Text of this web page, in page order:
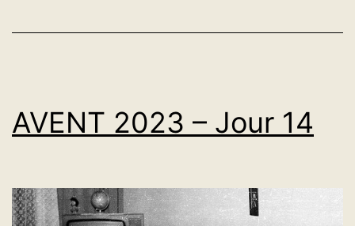
AVENT 2023 – Jour 14